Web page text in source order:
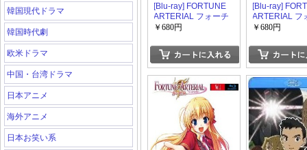
韓国現代ドラマ
韓国時代劇
欧米ドラマ
中国・台湾ドラマ
日本アニメ
海外アニメ
日本お笑い系
[Blu-ray] FORTUNE
ARTERIAL フォーチ
ュンアテリアル 赤い
アニメ」
￥680円
[Blu-ray]
ARTERIAL フ
ュンアテリア
アニメ」
￥680円